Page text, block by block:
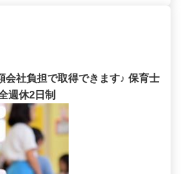
会社負担で取得できます♪ 保育士
週休2日制